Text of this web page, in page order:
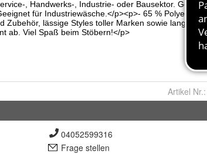
Artikel Nr.:
04052599316
Frage stellen